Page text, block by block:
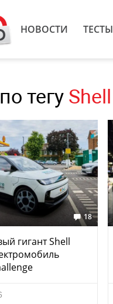
НОВОСТИ ТЕСТЫ
тегу Shell
18
гигант Shell